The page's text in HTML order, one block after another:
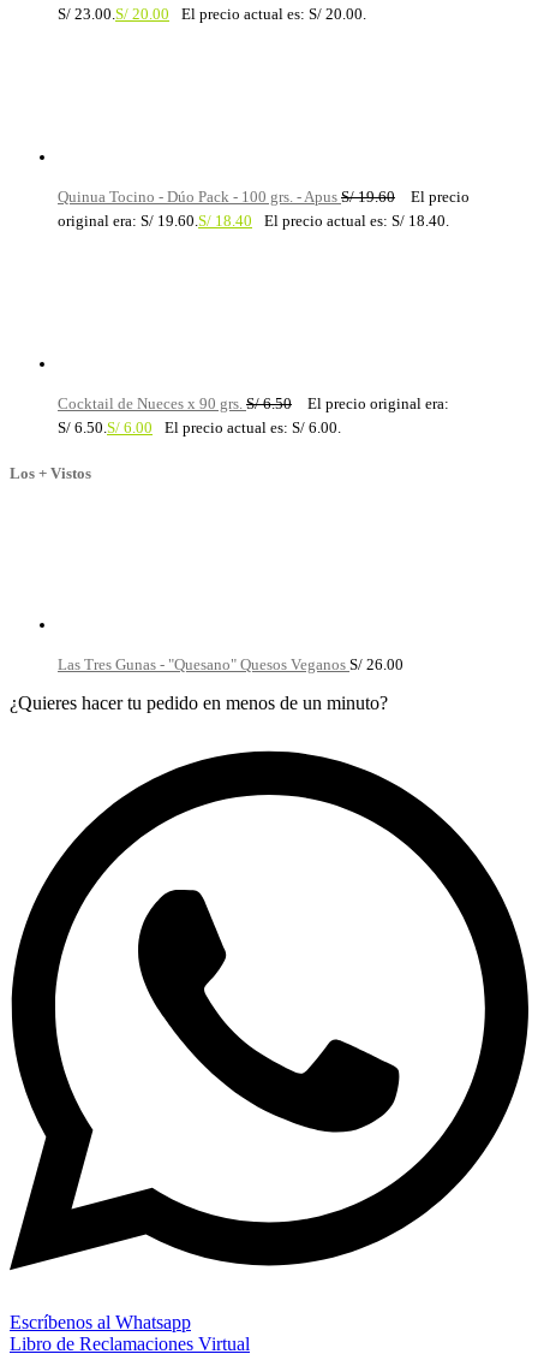
S/ 23.00. S/ 20.00 El precio actual es: S/ 20.00.
Quinua Tocino - Dúo Pack - 100 grs. - Apus S/19.60
El precio
original era: S/ 19.60. S/ 18.40 El precio actual es: S/ 18.40.
Cocktail de Nueces x 90 grs. S/6.50
El precio original era:
S/ 6.50. S/ 6.00 El precio actual es: S/ 6.00.
Los + Vistos
Las Tres Gunas - "Quesano" Quesos Veganos S/ 26.00
¿Quieres hacer tu pedido en menos de un minuto?
Escríbenos al Whatsapp
Libro de Reclamaciones Virtual